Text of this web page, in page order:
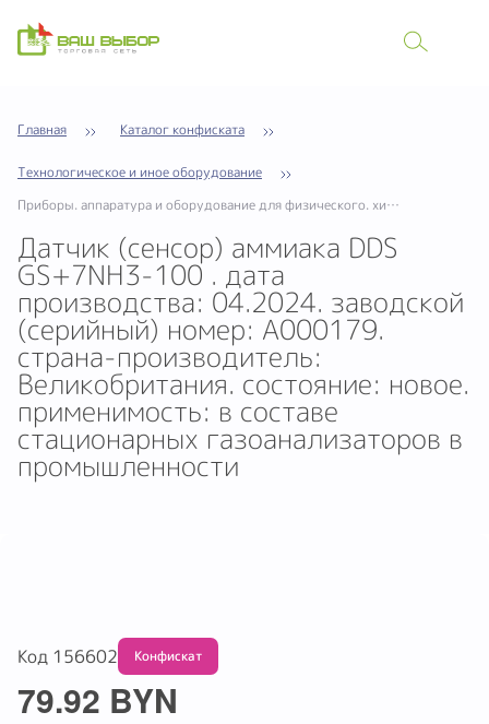
Главная Каталог конфиската
Технологическое и иное оборудование
Приборы. аппаратура и оборудование для физического. химического и иного анализа
Датчик (сенсор) аммиака DDS
GS+7NH3-100 . дата
производства: 04.2024. заводской
(серийный) номер: A000179.
страна-производитель:
Великобритания. состояние: новое.
применимость: в составе
стационарных газоанализаторов в
промышленности
Код 156602Обмену и возврату не подлежит
79.92 BYN